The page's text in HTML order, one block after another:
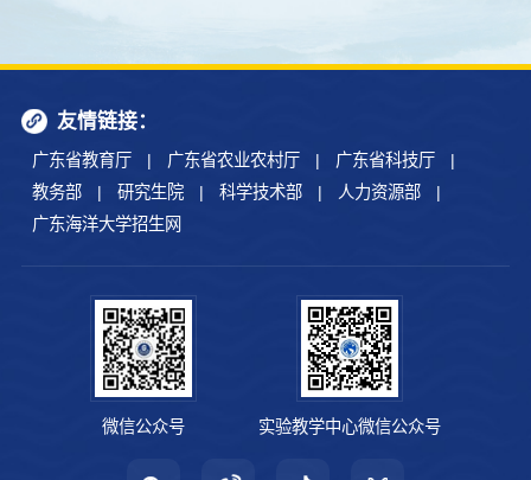
友情链接：
广东省教育厅 | 广东省农业农村厅 | 广东省科技厅
|
教务部
| 研究生院 | 科学技术部 | 人力资源部
|
广东海洋大学招生网
微信公众号 实验教学中心微信公众号